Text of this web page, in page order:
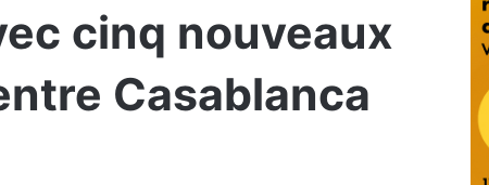
cinq nouveaux
Casablanca